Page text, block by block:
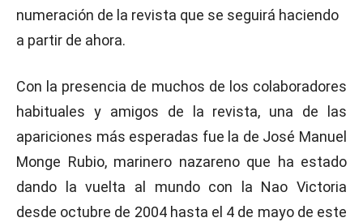
numeración de la revista que se seguirá haciendo
a partir de ahora.
Con la presencia de muchos de los colaboradores
habituales y amigos de la revista, una de las
apariciones más esperadas fue la de José Manuel
Monge Rubio, marinero nazareno que ha estado
dando la vuelta al mundo con la Nao Victoria
desde octubre de 2004 hasta el 4 de mayo de este